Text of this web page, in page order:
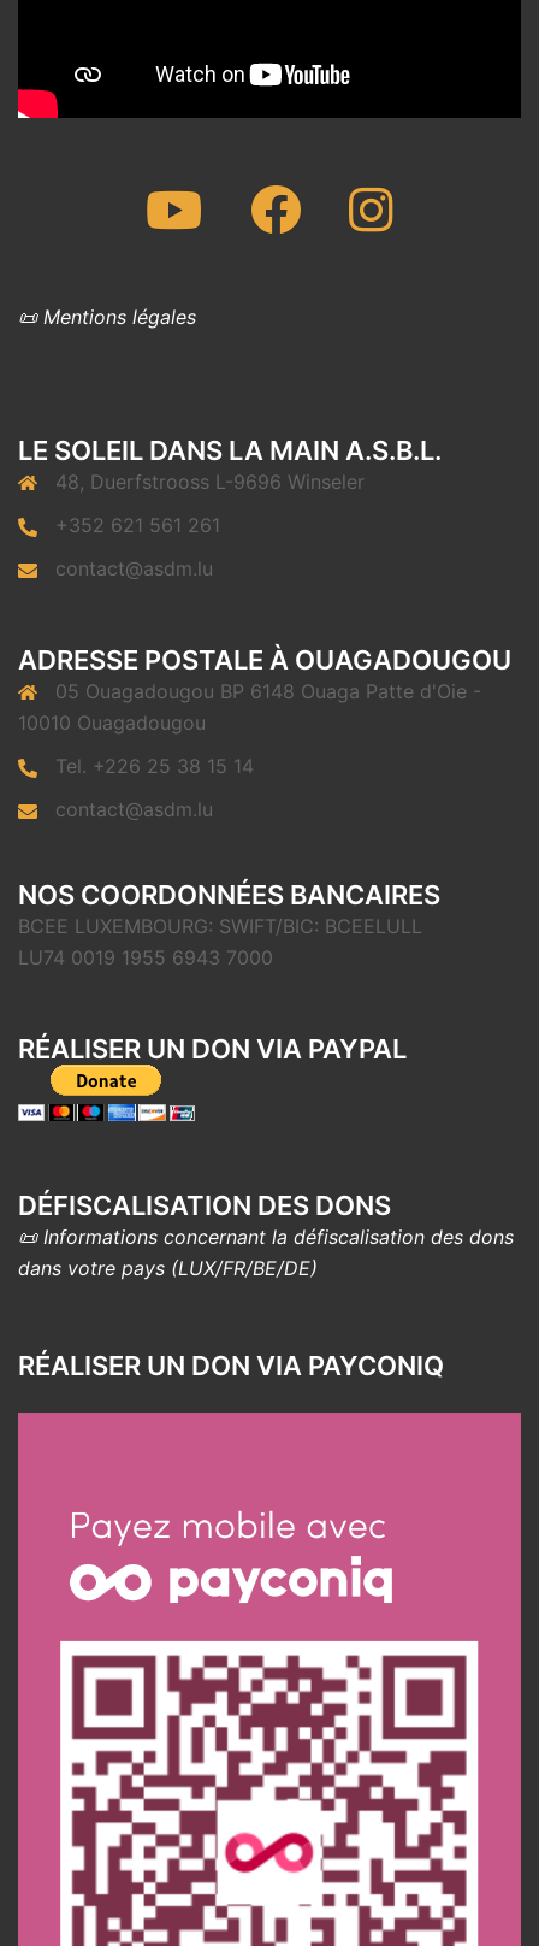
Youtube FacebookInstagram
📜 Mentions légales
LE SOLEIL DANS LA MAIN A.S.B.L.
48, Duerfstrooss L-9696 Winseler
+352 621 561 261
contact@asdm.lu
ADRESSE POSTALE À OUAGADOUGOU
05 Ouagadougou BP 6148 Ouaga Patte d'Oie -
10010 Ouagadougou
Tel. +226 25 38 15 14
contact@asdm.lu
NOS COORDONNÉES BANCAIRES
BCEE LUXEMBOURG: SWIFT/BIC: BCEELULL
LU74 0019 1955 6943 7000
RÉALISER UN DON VIA PAYPAL
DÉFISCALISATION DES DONS
📜 Informations concernant la défiscalisation des dons
dans votre pays (LUX/FR/BE/DE)
RÉALISER UN DON VIA PAYCONIQ